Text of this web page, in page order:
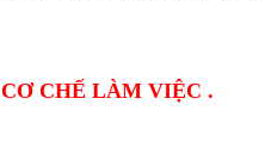
CƠ CHẾ LÀM VIỆC .